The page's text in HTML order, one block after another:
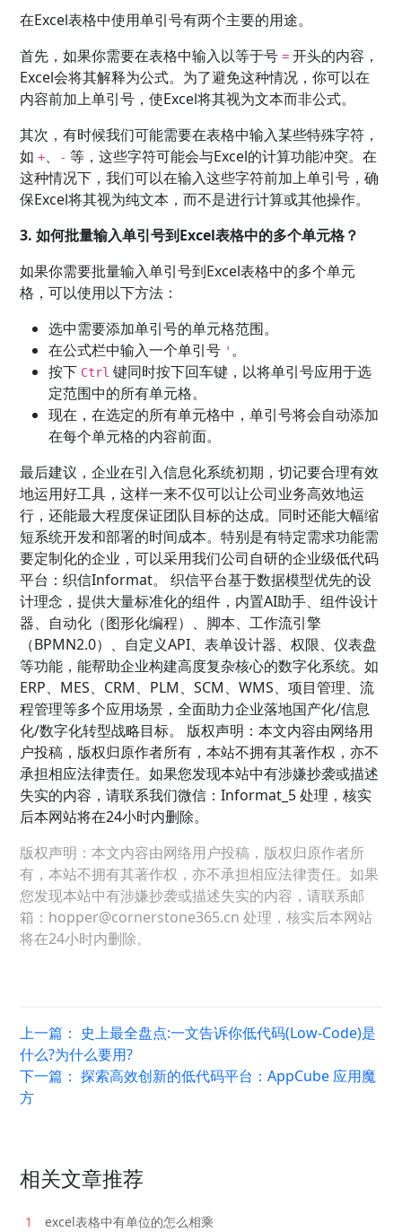
在Excel表格中使用单引号有两个主要的用途。
首先，如果你需要在表格中输入以等于号= 开头的内容，
Excel会将其解释为公式。为了避免这种情况，你可以在
内容前加上单引号，使Excel将其视为文本而非公式。
其次，有时候我们可能需要在表格中输入某些特殊字符，
如+、 - 等，这些字符可能会与Excel的计算功能冲突。在
这种情况下，我们可以在输入这些字符前加上单引号，确
保Excel将其视为纯文本，而不是进行计算或其他操作。
3. 如何批量输入单引号到Excel表格中的多个单元格？
如果你需要批量输入单引号到Excel表格中的多个单元
格，可以使用以下方法：
选中需要添加单引号的单元格范围。
在公式栏中输入一个单引号 ' 。
按下 Ctrl 键同时按下回车键，以将单引号应用于选
定范围中的所有单元格。
现在，在选定的所有单元格中，单引号将会自动添加
在每个单元格的内容前面。
最后建议，企业在引入信息化系统初期，切记要合理有效
地运用好工具，这样一来不仅可以让公司业务高效地运
行，还能最大程度保证团队目标的达成。同时还能大幅缩
短系统开发和部署的时间成本。特别是有特定需求功能需
要定制化的企业，可以采用我们公司自研的企业级低代码
平台：织信Informat。 织信平台基于数据模型优先的设
计理念，提供大量标准化的组件，内置AI助手、组件设计
器、自动化（图形化编程）、脚本、工作流引擎
（BPMN2.0）、自定义API、表单设计器、权限、仪表盘
等功能，能帮助企业构建高度复杂核心的数字化系统。如
ERP、MES、CRM、PLM、SCM、WMS、项目管理、流
程管理等多个应用场景，全面助力企业落地国产化/信息
化/数字化转型战略目标。 版权声明：本文内容由网络用
户投稿，版权归原作者所有，本站不拥有其著作权，亦不
承担相应法律责任。如果您发现本站中有涉嫌抄袭或描述
失实的内容，请联系我们微信：Informat_5 处理，核实
后本网站将在24小时内删除。
版权声明：本文内容由网络用户投稿，版权归原作者所
有，本站不拥有其著作权，亦不承担相应法律责任。如果
您发现本站中有涉嫌抄袭或描述失实的内容，请联系邮
箱：hopper@cornerstone365.cn 处理，核实后本网站
将在24小时内删除。
上一篇： 史上最全盘点:一文告诉你低代码(Low-Code)是
什么?为什么要用?
下一篇：探索高效创新的低代码平台：AppCube 应用魔
方
相关文章推荐
1
excel表格中有单位的怎么相乘